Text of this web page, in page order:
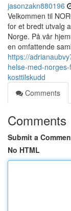
jasonzakn880196
Velkommen til
for et bredt utvalg
Norge. På vår
en omfattende
https://
helse-med-
kosttilskudd
Comments
Comments
Submit a
No HTML